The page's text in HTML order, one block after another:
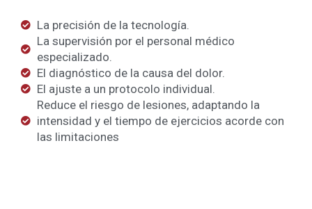
La precisión de la tecnología.
La supervisión por el personal médico
especializado.
El diagnóstico de la causa del dolor.
El ajuste a un protocolo individual.
Reduce el riesgo de lesiones, adaptando la
intensidad y el tiempo de ejercicios acorde con
las limitaciones